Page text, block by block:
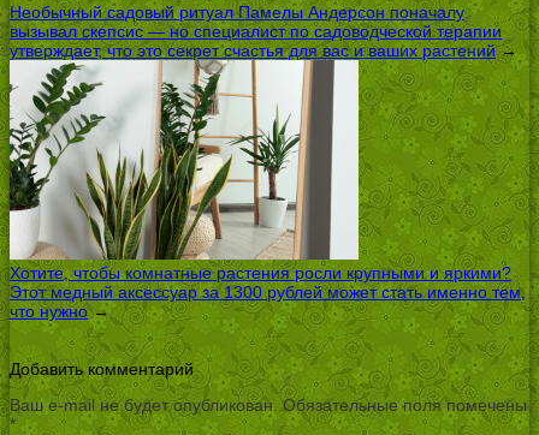
Необычный садовый ритуал Памелы Андерсон поначалу
вызывал скепсис — но специалист по садоводческой терапии
утверждает, что это секрет счастья для вас и ваших растений→
Хотите, чтобы комнатные растения росли крупными и яркими?
Этот медный аксессуар за 1300 рублей может стать именно тем,
что нужно→
Добавить комментарий
Ваш e-mail не будет опубликован. Обязательные поля помечены
*